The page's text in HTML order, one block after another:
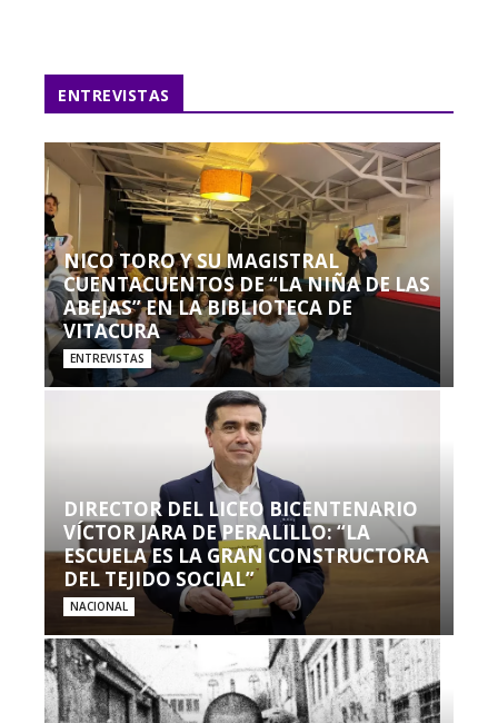
ENTREVISTAS
NICO TORO Y SU MAGISTRAL
CUENTACUENTOS DE “LA NIÑA DE LAS
ABEJAS” EN LA BIBLIOTECA DE
VITACURA
ENTREVISTAS
DIRECTOR DEL LICEO BICENTENARIO
VÍCTOR JARA DE PERALILLO: “LA
ESCUELA ES LA GRAN CONSTRUCTORA
DEL TEJIDO SOCIAL”
NACIONAL